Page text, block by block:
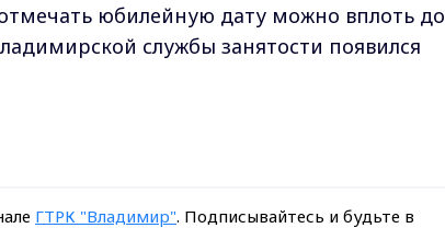
юбилейную дату можно вплоть до
службы занятости появился
ГТРК "Владимир". Подписывайтесь и будьте в